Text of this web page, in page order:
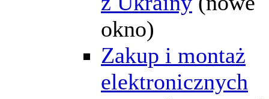
okno)
Zakup i montaż
elektronicznych